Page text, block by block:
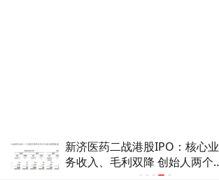
新济医药二战港股IPO：核心业
务收入、毛利双降 创始人两个
“95后”外甥女任执行董事
韩国部长：我最担心中国了